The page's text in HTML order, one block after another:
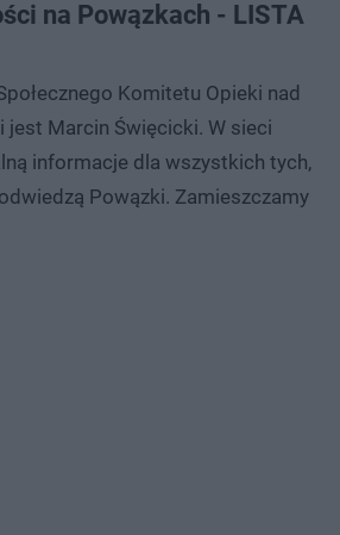
na Powązkach - LISTA
Komitetu Opieki nad
jest Marcin Święcicki. W sieci
informacje dla wszystkich tych,
Powązki. Zamieszczamy